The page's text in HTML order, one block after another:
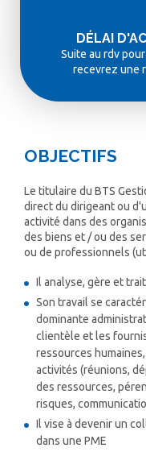
DÉLAI
Suite au rdv
recevrez une
OBJECTIFS
Le titulaire du BTS
direct du dirigeant ou
activité dans des
des biens et / ou des
ou de professionnels
Il analyse, gère et
Son travail se
dominante
clientèle et les
ressources
activités (réunions,
des ressources,
risques,
Il vise à devenir un
dans une PME